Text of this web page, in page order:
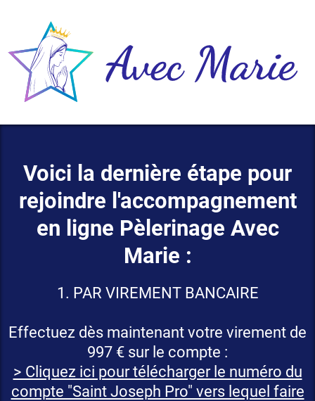
Voici la dernière étape pour
rejoindre l'accompagnement
en ligne Pèlerinage Avec
Marie :
1. PAR VIREMENT BANCAIRE
Effectuez dès maintenant votre virement de
997 € sur le compte :
> Cliquez ici pour télécharger le numéro du
compte "Saint Joseph Pro" vers lequel faire